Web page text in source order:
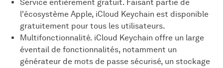
Service entièrement gratuit. Faisant partie de
l'écosystème Apple, iCloud Keychain est disponible
gratuitement pour tous les utilisateurs.
Multifonctionnalité. iCloud Keychain offre un large
éventail de fonctionnalités, notamment un
générateur de mots de passe sécurisé, un stockage